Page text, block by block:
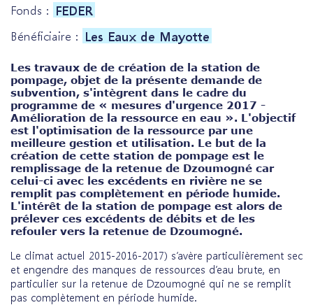
Fonds : FEDER
Bénéficiaire : Les Eaux de Mayotte
Les travaux de de création de la station de
pompage, objet de la présente demande de
subvention, s'intègrent dans le cadre du
programme de « mesures d'urgence 2017 -
Amélioration de la ressource en eau ». L'objectif
est l'optimisation de la ressource par une
meilleure gestion et utilisation. Le but de la
création de cette station de pompage est le
remplissage de la retenue de Dzoumogné car
celui-ci avec les excédents en rivière ne se
remplit pas complètement en période humide.
L'intérêt de la station de pompage est alors de
prélever ces excédents de débits et de les
refouler vers la retenue de Dzoumogné.
Le climat actuel 2015-2016-2017) s’avère particulièrement sec
et engendre des manques de ressources d’eau brute, en
particulier sur la retenue de Dzoumogné qui ne se remplit
pas complètement en période humide.